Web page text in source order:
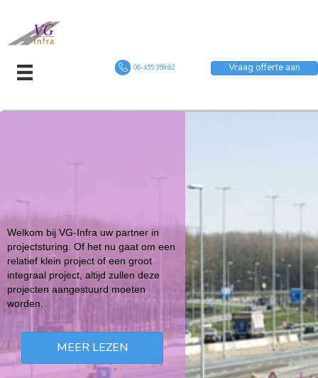
06-455 358 82 Vraag offerte aan
Welkom bij VG-Infra uw partner in
projectsturing. Of het nu gaat om een
relatief klein project of een groot
integraal project, altijd zullen deze
projecten aangestuurd moeten
worden.
MEER LEZEN